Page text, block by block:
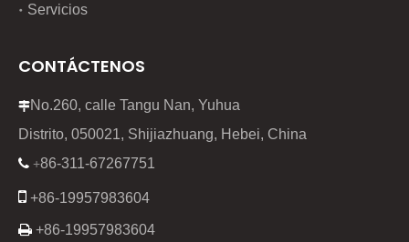
Servicios
CONTÁCTENOS
No.260, calle Tangu Nan, Yuhua
Distrito, 050021, Shijiazhuang, Hebei, China
 +86-311-67267751
 +86-19957983604
 +86-19957983604